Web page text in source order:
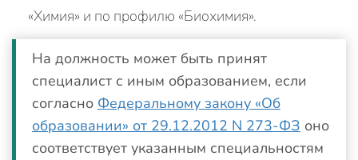
«Химия» и по профилю «Биохимия».
На должность может быть принят
специалист с иным образованием, если
согласно Федеральному закону «Об
образовании» от 29.12.2012 N 273-ФЗ оно
соответствует указанным специальностям